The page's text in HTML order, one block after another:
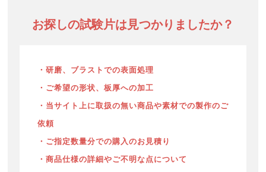
お探しの試験片は見つかりましたか？
・研磨、ブラストでの表面処理
・ご希望の形状、板厚への加工
・当サイト上に取扱の無い商品や素材での製作のご
依頼
・ご指定数量分での購入のお見積り
・商品仕様の詳細やご不明な点について